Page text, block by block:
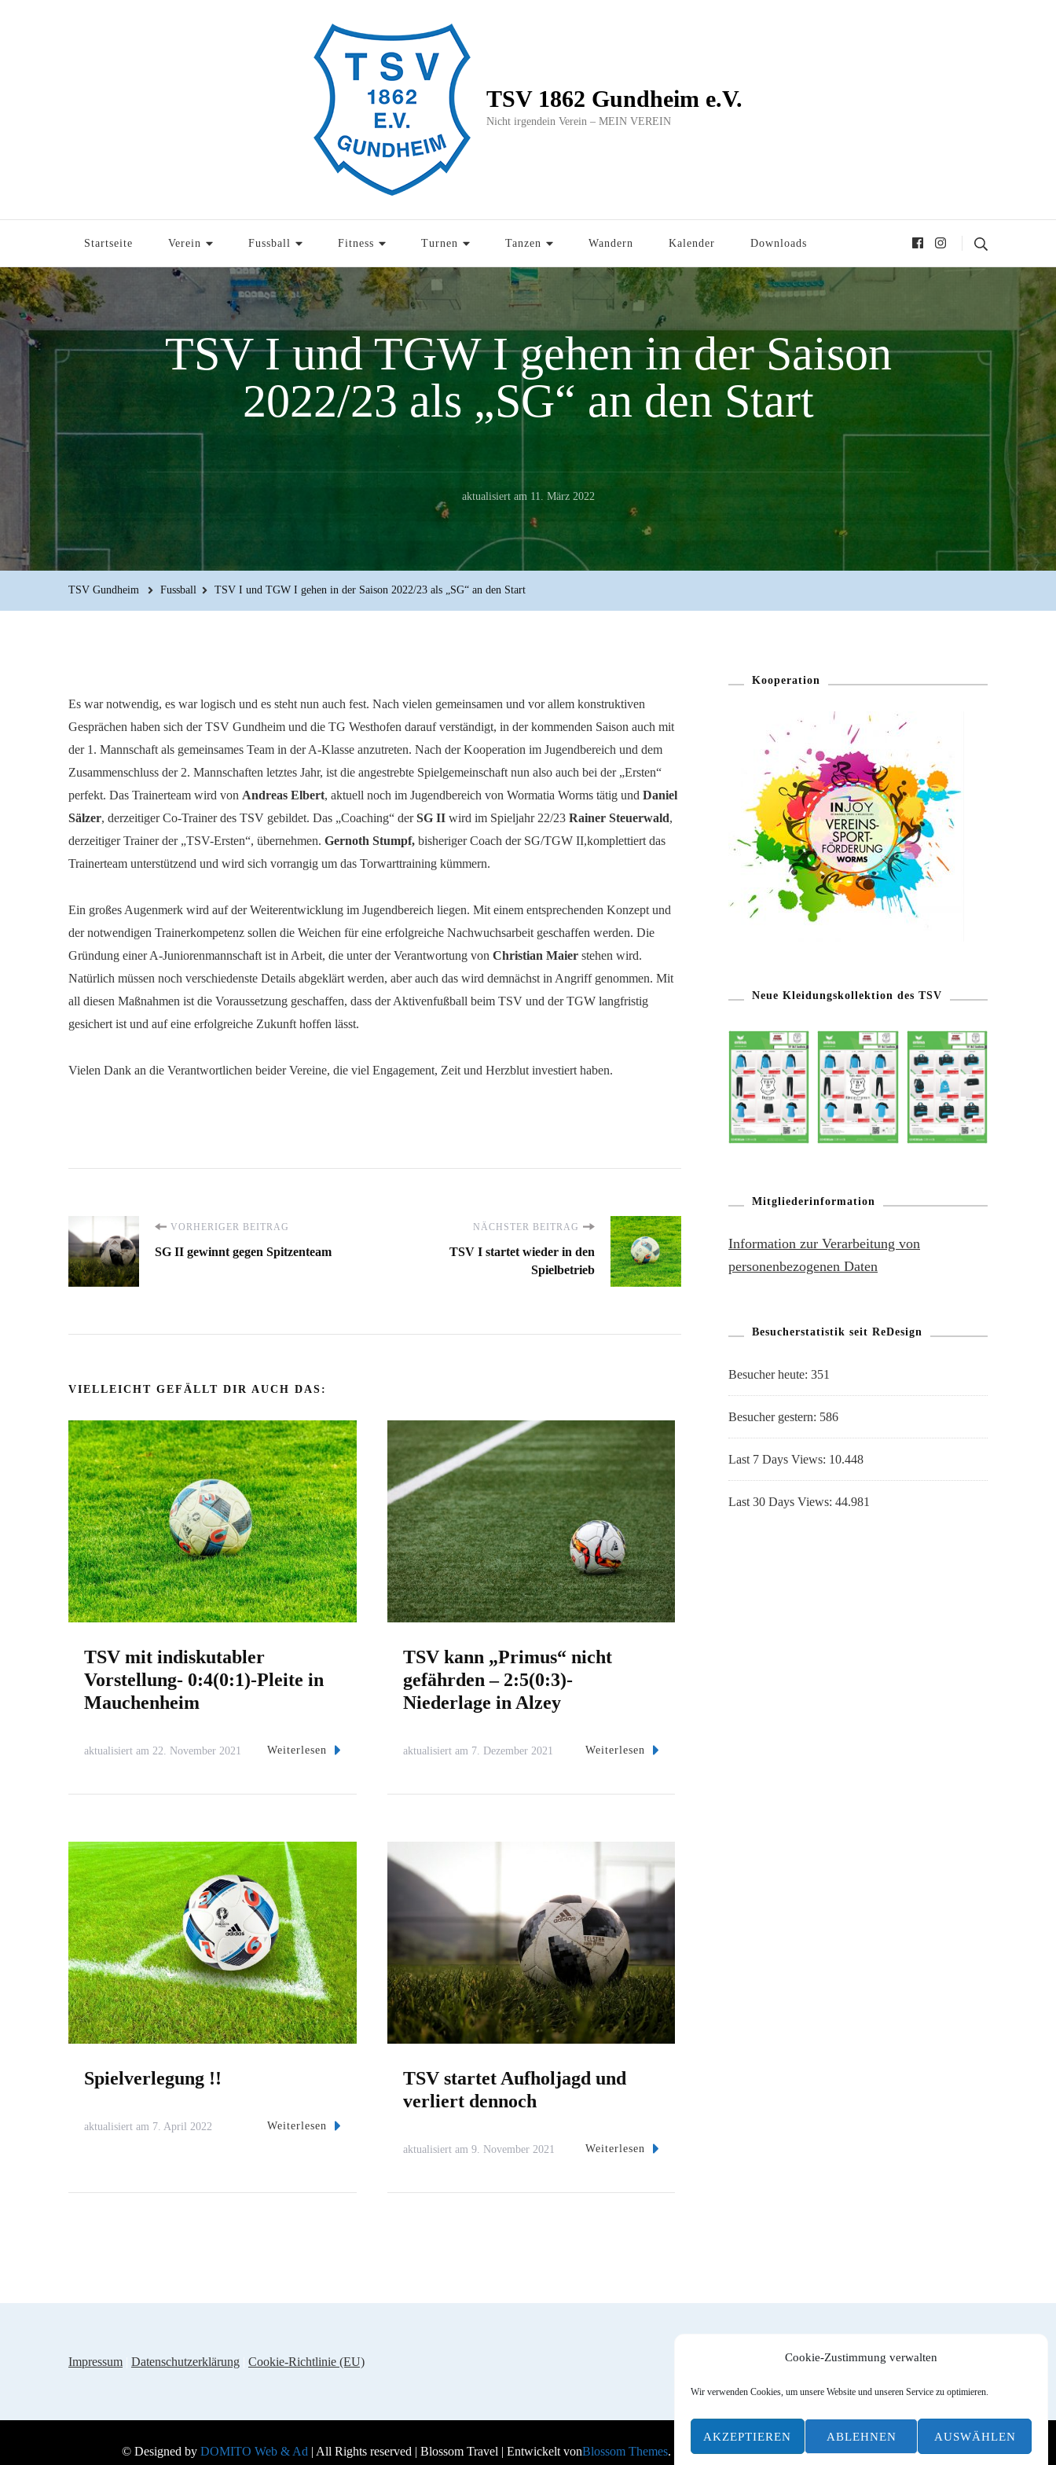
Cookie-Zustimmung verwalten
Wir verwenden Cookies, um unsere Website und unseren Service zu optimieren.
AKZEPTIEREN ABLEHNEN AUSWÄHLEN
TSV 1862 Gundheim e.V.
Nicht irgendein Verein – MEIN VEREIN
Startseite Verein Fussball Fitness Turnen Tanzen Wandern Kalender Downloads
TSV I und TGW I gehen in der Saison
2022/23 als „SG“ an den Start
aktualisiert am 11. März 2022
TSV Gundheim Fussball TSV I und TGW I gehen in der Saison 2022/23 als „SG“ an den Start
Es war notwendig, es war logisch und es steht nun auch fest. Nach vielen gemeinsamen und vor allem konstruktiven
Gesprächen haben sich der TSV Gundheim und die TG Westhofen darauf verständigt, in der kommenden Saison auch mit
der 1. Mannschaft als gemeinsames Team in der A-Klasse anzutreten. Nach der Kooperation im Jugendbereich und dem
Zusammenschluss der 2. Mannschaften letztes Jahr, ist die angestrebte Spielgemeinschaft nun also auch bei der „Ersten“
perfekt. Das Trainerteam wird von Andreas Elbert, aktuell noch im Jugendbereich von Wormatia Worms tätig und Daniel
Sälzer, derzeitiger Co-Trainer des TSV gebildet. Das „Coaching“ derSG II wird im Spieljahr 22/23 Rainer Steuerwald,
derzeitiger Trainer der „TSV-Ersten“, übernehmen. Gernoth Stumpf, bisheriger Coach der SG/TGW II,komplettiert das
Trainerteam unterstützend und wird sich vorrangig um das Torwarttraining kümmern.
Ein großes Augenmerk wird auf der Weiterentwicklung im Jugendbereich liegen. Mit einem entsprechenden Konzept und
der notwendigen Trainerkompetenz sollen die Weichen für eine erfolgreiche Nachwuchsarbeit geschaffen werden. Die
Gründung einer A-Juniorenmannschaft ist in Arbeit, die unter der Verantwortung von Christian Maier stehen wird.
Natürlich müssen noch verschiedenste Details abgeklärt werden, aber auch das wird demnächst in Angriff genommen. Mit
all diesen Maßnahmen ist die Voraussetzung geschaffen, dass der Aktivenfußball beim TSV und der TGW langfristig
gesichert ist und auf eine erfolgreiche Zukunft hoffen lässt.
Vielen Dank an die Verantwortlichen beider Vereine, die viel Engagement, Zeit und Herzblut investiert haben.
Beitragsnavigation
VORHERIGER BEITRAG
SG II gewinnt gegen Spitzenteam
NÄCHSTER BEITRAG
TSV I startet wieder in den
Spielbetrieb
VIELLEICHT GEFÄLLT DIR AUCH DAS:
TSV mit indiskutabler
Vorstellung- 0:4(0:1)-Pleite in
Mauchenheim
aktualisiert am 22. November 2021 Weiterlesen
TSV kann „Primus“ nicht
gefährden – 2:5(0:3)-
Niederlage in Alzey
aktualisiert am 7. Dezember 2021 Weiterlesen
Spielverlegung !!
aktualisiert am 7. April 2022 Weiterlesen
TSV startet Aufholjagd und
verliert dennoch
aktualisiert am 9. November 2021 Weiterlesen
Kooperation
Neue Kleidungskollektion des TSV
Mitgliederinformation
Information zur Verarbeitung von
personenbezogenen Daten
Besucherstatistik seit ReDesign
Besucher heute: 351
Besucher gestern: 586
Last 7 Days Views: 10.448
Last 30 Days Views: 44.981
Impressum Datenschutzerklärung Cookie-Richtlinie (EU)
© Designed by DOMITO Web & Ad | All Rights reserved | Blossom Travel | Entwickelt vonBlossom Themes. Bereitgestellt vonWordPress.Datenschutzerklärung